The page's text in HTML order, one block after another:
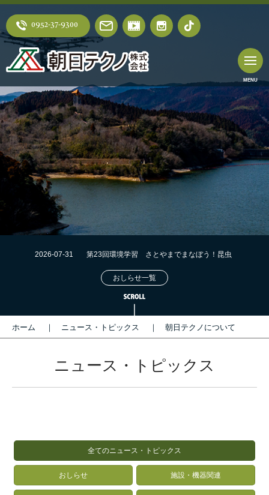
0952-37-9300
2026-07-31
第23回環境学習 さとやまでまなぼう！昆虫
おしらせ一覧
ホーム ニュース・トピックス 朝日テクノについて
ニュース・トピックス
全てのニュース・トピックス
おしらせ 施設・機器関連